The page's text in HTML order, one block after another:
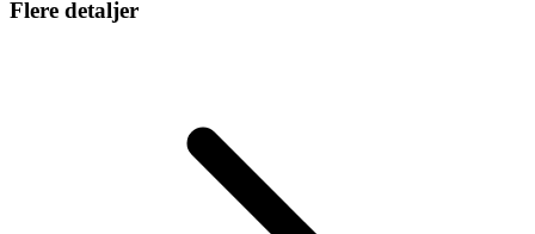
Flere detaljer